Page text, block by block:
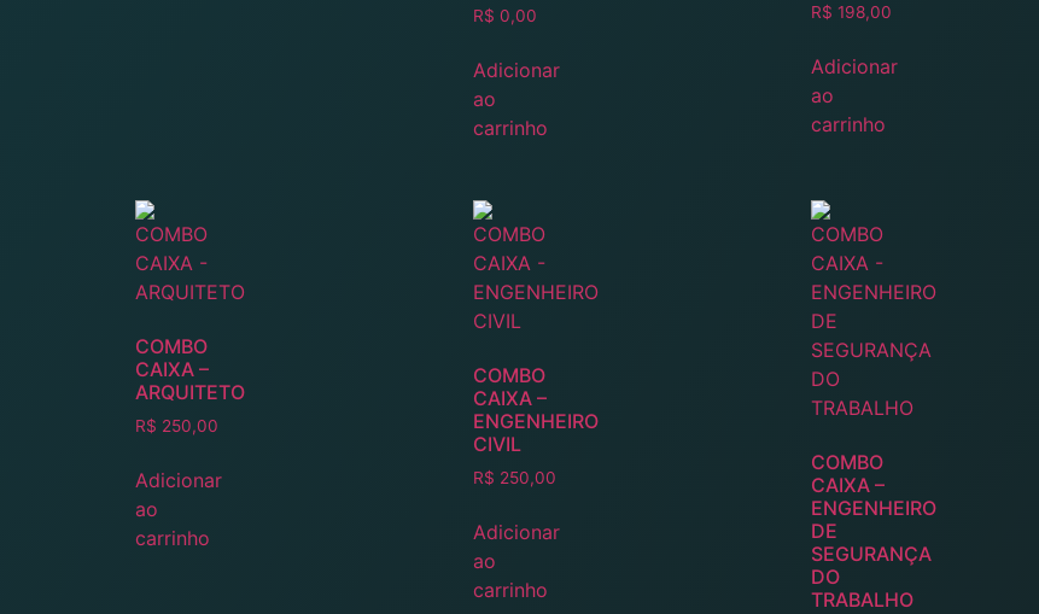
R$ 0,00
Adicionar
ao
carrinho
R$ 198,00
Adicionar
ao
carrinho
COMBO
CAIXA –
ARQUITETO
R$ 250,00
Adicionar
ao
carrinho
COMBO
CAIXA –
ENGENHEIRO
CIVIL
R$ 250,00
Adicionar
ao
carrinho
COMBO
CAIXA –
ENGENHEIRO
DE
SEGURANÇA
DO
TRABALHO